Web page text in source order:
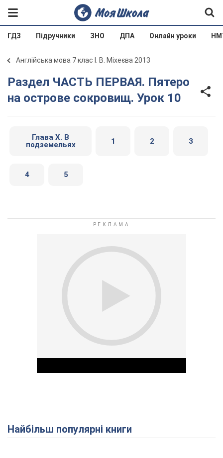
ГДЗ Підручники ЗНО ДПА Онлайн уроки
Англійська мова 7 клас І. В. Міхеєва 2013
Раздел ЧАСТЬ ПЕРВАЯ. Пятеро
на острове сокровищ. Урок 10
Глава Х. В
подземельях
1 2 3
4 5
Play Video
Найбільш популярні книги